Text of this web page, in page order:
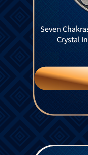
Seven
Crystal